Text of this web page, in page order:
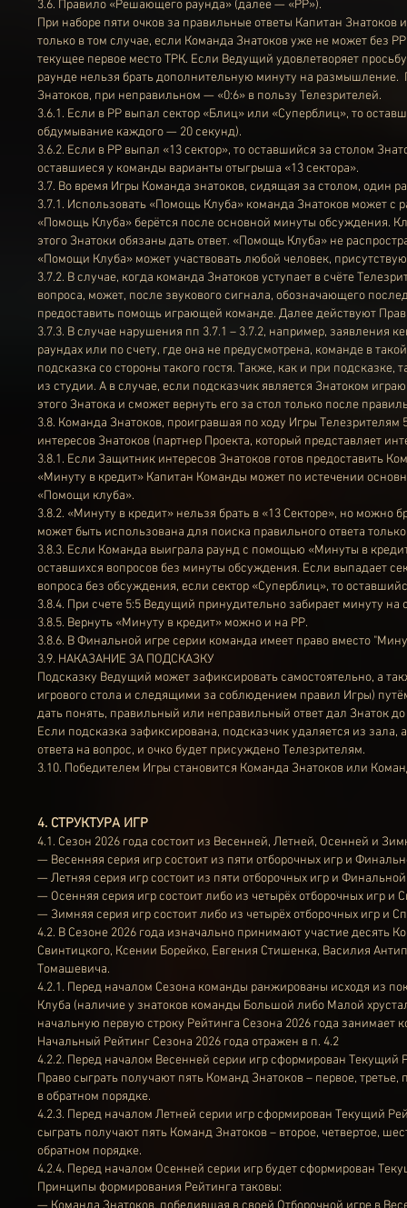
3.6. Правило «Решающего раунда» (далее — «РР»).
При наборе пяти очков за правильные ответы Капитан
только в том случае, если Команда Знатоков уже не может без
текущее первое место ТРК. Если Ведущий удовлетворяет
раунде нельзя брать дополнительную минуту на размышление.
Знатоков, при неправильном — «0:6» в пользу Телезрителей.
3.6.1. Если в РР выпал сектор «Блиц» или «Суперблиц», то
обдумывание каждого — 20 секунд).
3.6.2. Если в РР выпал «13 сектор», то оставшийся за столом
оставшиеся у команды варианты отыгрыша «13 сектора».
3.7. Во время Игры Команда знатоков, сидящая за столом, один
3.7.1. Использовать «Помощь Клуба» команда Знатоков может с
«Помощь Клуба» берётся после основной минуты обсуждения.
этого Знатоки обязаны дать ответ. «Помощь Клуба» не
«Помощи Клуба» может участвовать любой человек,
3.7.2. В случае, когда команда Знатоков уступает в счёте
вопроса, может, после звукового сигнала, обозначающего
предоставить помощь играющей команде. Далее действуют
3.7.3. В случае нарушения пп 3.7.1 – 3.7.2, например, заявления
раундах или по счету, где она не предусмотрена, команде в
подсказка со стороны такого гостя. Также, как и при
из студии. А в случае, если подсказчик является Знатоком
этого Знатока и сможет вернуть его за стол только после
3.8. Команда Знатоков, проигравшая по ходу Игры
интересов Знатоков (партнер Проекта, который представляет
3.8.1. Если Защитник интересов Знатоков готов предоставить
«Минуту в кредит» Капитан Команды может по истечении
«Помощи клуба».
3.8.2. «Минуту в кредит» нельзя брать в «13 Секторе», но можно
может быть использована для поиска правильного ответа
3.8.3. Если Команда выиграла раунд с помощью «Минуты в
оставшихся вопросов без минуты обсуждения. Если выпадает
вопроса без обсуждения, если сектор «Суперблиц», то
3.8.4. При счете 5:5 Ведущий принудительно забирает минуту
3.8.5. Вернуть «Минуту в кредит» можно и на РР.
3.8.6. В Финальной игре серии команда имеет право вместо
3.9. НАКАЗАНИЕ ЗА ПОДСКАЗКУ
Подсказку Ведущий может зафиксировать самостоятельно, а
игрового стола и следящими за соблюдением правил Игры)
дать понять, правильный или неправильный ответ дал Знаток
Если подсказка зафиксирована, подсказчик удаляется из
ответа на вопрос, и очко будет присуждено Телезрителям.
3.10. Победителем Игры становится Команда Знатоков или
4. СТРУКТУРА ИГР
4.1. Сезон 2026 года состоит из Весенней, Летней, Осенней и
— Весенняя серия игр состоит из пяти отборочных игр и
— Летняя серия игр состоит из пяти отборочных игр и
— Осенняя серия игр состоит либо из четырёх отборочных игр
— Зимняя серия игр состоит либо из четырёх отборочных игр и
4.2. В Сезоне 2026 года изначально принимают участие десять
Свинтицкого, Ксении Борейко, Евгения Стишенка, Василия
Томашевича.
4.2.1. Перед началом Сезона команды ранжированы исходя из
Клуба (наличие у знатоков команды Большой либо Малой
начальную первую строку Рейтинга Сезона 2026 года занимает
Начальный Рейтинг Сезона 2026 года отражен в п. 4.2
4.2.2. Перед началом Весенней серии игр сформирован
Право сыграть получают пять Команд Знатоков – первое,
в обратном порядке.
4.2.3. Перед началом Летней серии игр сформирован Текущий
сыграть получают пять Команд Знатоков – второе, четвертое,
обратном порядке.
4.2.4. Перед началом Осенней серии игр будет сформирован
Принципы формирования Рейтинга таковы: